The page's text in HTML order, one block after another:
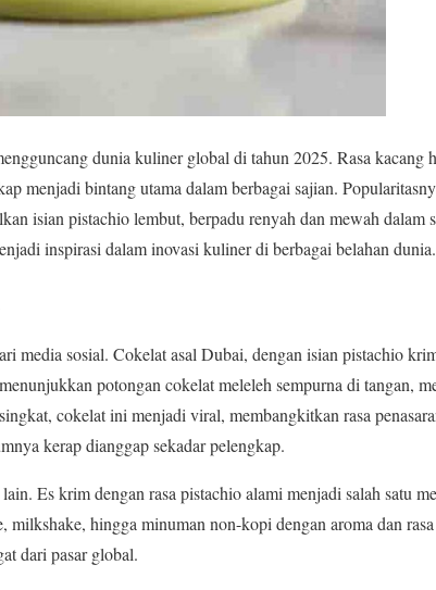
dunia kuliner global di tahun 2025. Rasa kacang
menjadi bintang utama dalam berbagai sajian.
isian pistachio lembut, berpadu renyah dan mewah dalam
inspirasi dalam inovasi kuliner di berbagai belahan dunia.
media sosial. Cokelat asal Dubai, dengan isian pistachio
potongan cokelat meleleh sempurna di tangan,
cokelat ini menjadi viral, membangkitkan rasa
kerap dianggap sekadar pelengkap.
Es krim dengan rasa pistachio alami menjadi salah satu
milkshake, hingga minuman non-kopi dengan aroma dan
dari pasar global.